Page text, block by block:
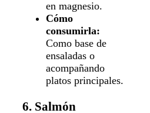
en magnesio.
Cómo
consumirla:
Como base de
ensaladas o
acompañando
platos principales.
6. Salmón